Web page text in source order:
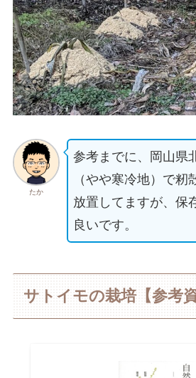
たか
参考までに、岡山県
（やや寒冷地）で籾
放置してますが、保
良いです。
サトイモの栽培【参考資